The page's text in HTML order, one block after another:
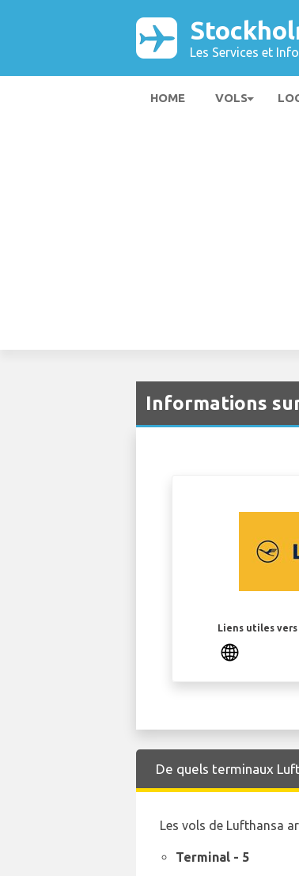
Les Services et
HOME VOLS
Informations
Liens utiles
De quels terminaux
Les vols de Lufthansa
Terminal - 5